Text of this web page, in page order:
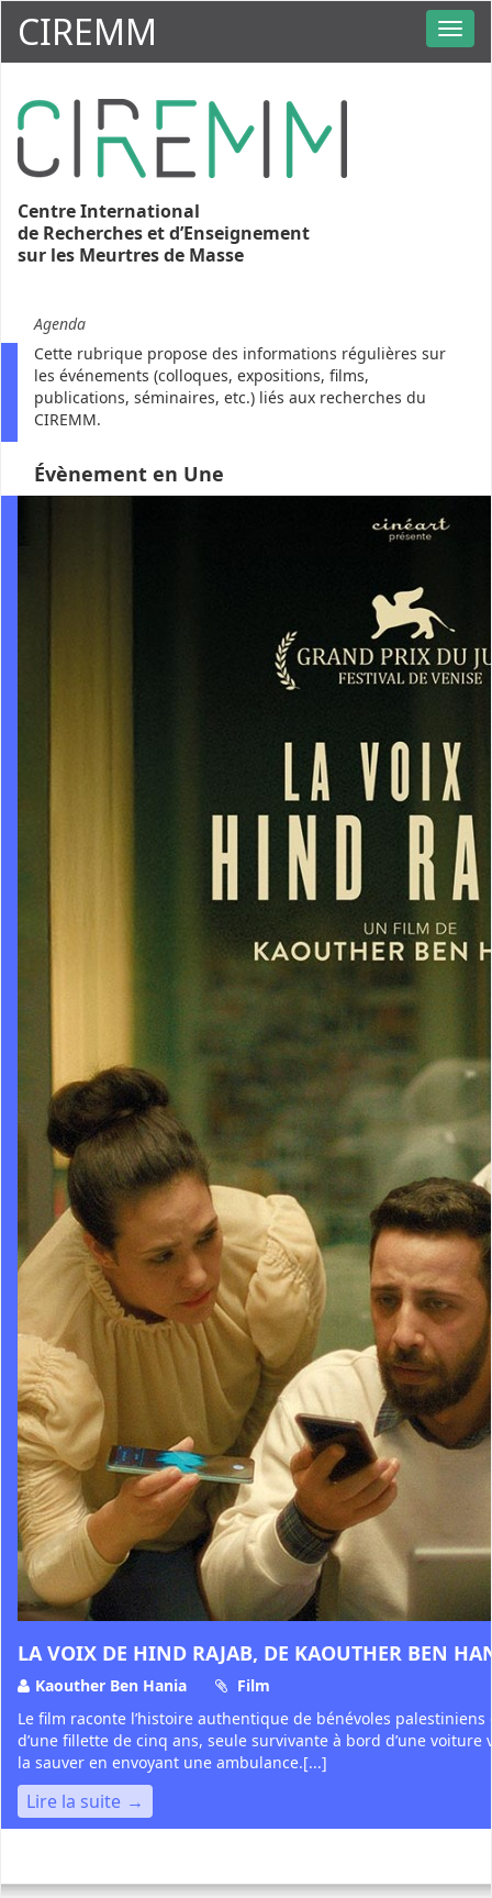
CIREMM
Centre International
de Recherches et d’Enseignement
sur les Meurtres de Masse
Agenda
Cette rubrique propose des informations régulières sur
les événements (colloques, expositions, films,
publications, séminaires, etc.) liés aux recherches du
CIREMM.
Évènement en Une
LA VOIX DE HIND RAJAB, DE KAOUTHER BEN
Kaouther Ben Hania
Film
Le film raconte l’histoire authentique de bénévoles
d’une fillette de cinq ans, seule survivante à bord d’une
la sauver en envoyant une ambulance.[...]
Lire la suite